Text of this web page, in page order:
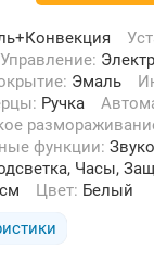
Управление:
Эмаль
Ручка
функции:
Часы,
Цвет: Белый